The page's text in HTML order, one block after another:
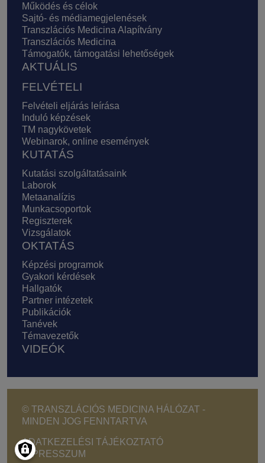
Működés és célok
Sajtó- és médiamegjelenések
Transzlációs Medicina Alapítvány
Transzlációs Medicina
Támogatók, támogatási lehetőségek
AKTUÁLIS
FELVÉTELI
Felvételi eljárás leírása
Induló képzések
TM nagykövetek
Webinarok, online események
KUTATÁS
Kutatási szolgáltatásaink
Laborok
Metaanalízis
Munkacsoportok
Regiszterek
Vizsgálatok
OKTATÁS
Képzési programok
Gyakori kérdések
Hallgatók
Partner intézetek
Publikációk
Tanévek
Témavezetők
VIDEÓK
© TRANSZLÁCIÓS MEDICINA HÁLÓZAT -
MINDEN JOG FENNTARTVA
Footer - Copyright menu
ADATKEZELÉSI TÁJÉKOZTATÓ
IMPRESSZUM